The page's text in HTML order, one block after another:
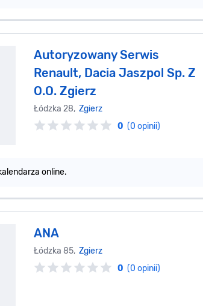
Autoryzowany Serwis
Renault, Dacia Jaszpol Sp. Z
O.O. Zgierz
Łódzka 28, Zgierz
0 (0 opinii)
online.
ANA
Łódzka 85, Zgierz
0 (0 opinii)